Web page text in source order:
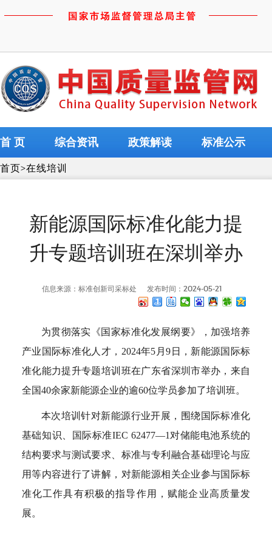
首 页 综合资讯 政策解读 标准公示
首页>在线培训
新能源国际标准化能力提
升专题培训班在深圳举办
信息来源：标准创新司采标处 发布时间：2024-05-21
为贯彻落实《国家标准化发展纲要》，加强培养
产业国际标准化人才，2024年5月9日，新能源国际标
准化能力提升专题培训班在广东省深圳市举办，来自
全国40余家新能源企业的逾60位学员参加了培训班。
本次培训针对新能源行业开展，围绕国际标准化
基础知识、国际标准IEC 62477—1对储能电池系统的
结构要求与测试要求、标准与专利融合基础理论与应
用等内容进行了讲解，对新能源相关企业参与国际标
准化工作具有积极的指导作用，赋能企业高质量发
展。